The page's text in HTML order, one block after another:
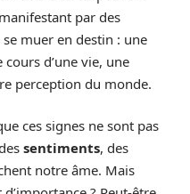
par des
muer en destin : une
d’une vie, une
perception du monde.
ces signes ne sont pas
sentiments, des
notre âme. Mais